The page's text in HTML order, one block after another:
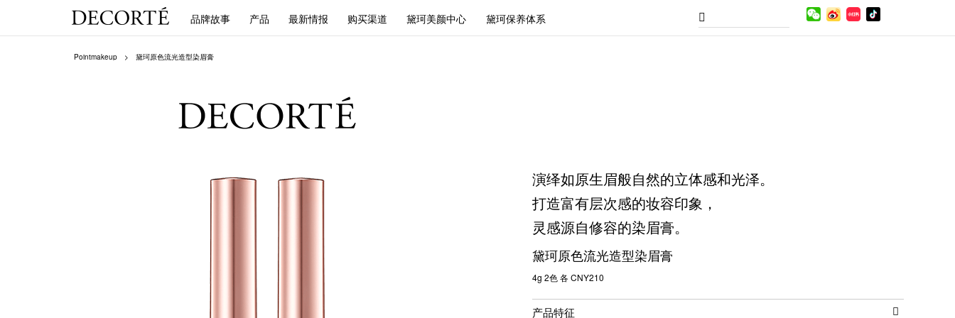
品牌故事 产品 最新情报 购买渠道 黛珂美颜中心 黛珂保养体系
Pointmakeup 黛珂原色流光造型染眉膏
演绎如原生眉般自然的立体感和光泽。
打造富有层次感的妆容印象，
灵感源自修容的染眉膏。
黛珂原色流光造型染眉膏
4g 2色 各 CNY210
产品特征